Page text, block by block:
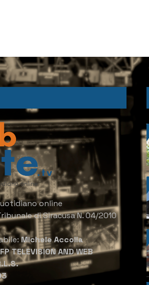
online
di Siracusa N. 04/2010
Michele Accolla
TELEVISION AND WEB